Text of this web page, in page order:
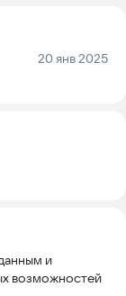
главы.
сейчас и
не только
Дата:
20 янв 2025
и
возможностей